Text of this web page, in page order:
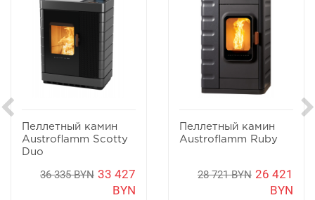
Пеллетный камин
Austroflamm Scotty
Duo
36 335 BYN 33 427
BYN
Пеллетный камин
Austroflamm Ruby
28 721 BYN 26 421
BYN